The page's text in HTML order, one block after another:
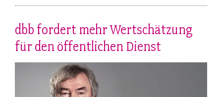
dbb fordert mehr Wertschätzung
für den öffentlichen Dienst